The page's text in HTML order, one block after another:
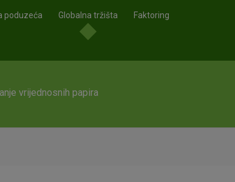
poduzeća Globalna tržišta Faktoring
vrijednosnih papira